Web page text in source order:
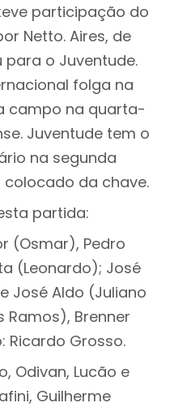
participação do
Netto. Aires, de
o Juventude.
folga na
campo na quarta-
Juventude tem o
na segunda
colocado da chave.
partida:
(Osmar), Pedro
(Leonardo); José
José Aldo (Juliano
Ramos), Brenner
Ricardo Grosso.
Odivan, Lucão e
Guilherme